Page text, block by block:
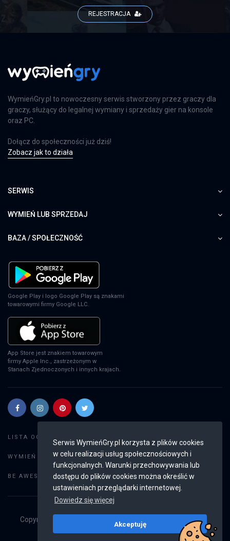
Serwis WymieńGry.pl korzysta z plików cookies
w celu realizacji usług społecznościowych i
funkcjonalnych. Warunki przechowywania lub
dostępu do plików cookies można określić w
ustawieniach przeglądarki internetowej.
Dowiedz się więcej
Akceptuję
REJESTRACJA
WymieńGry.pl to nowoczesny serwis stworzony przez graczy dla
graczy, służący do legalnej wymiany i sprzedaży gier na konsole
oraz PC.
Dołącz do społeczności już dziś!
Zobacz jak to działa
SERWIS
WYMIEŃ LUB SPRZEDAJ
BAZA / SPOŁECZNOŚĆ
Google Play i logo Google Play są znakami
towarowymi firmy Google LLC.
App Store jest znakiem towarowym
firmy Apple Inc., zastrzeżonym w
Stanach Zjednoczonych i innych krajach.
LISTA OGŁOSZEŃ:
WYMIEŃ GRY: Dodaj ogłoszenie
BE AWESOME: Weryfikacja konta
Copyright © 2019 - 2026
Wszystkie prawa
v2.8.3